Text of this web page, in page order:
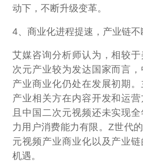
动下，不断升级变革。
4、商业化进程提速，产业链不
艾媒咨询分析师认为，相较
次元产业较为发达国家而言
产业商业化仍处在发展初期。
产业相关方在内容开发和运营
且中国二次元视频还未实现
力用户消费能力有限。Z世代
元视频产业商业化以及产业
机遇。